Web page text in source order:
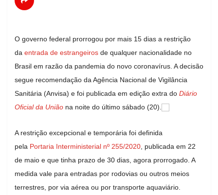
O governo federal prorrogou por mais 15 dias a restrição
da entrada de estrangeiros de qualquer nacionalidade no
Brasil em razão da pandemia do novo coronavírus. A decisão
segue recomendação da Agência Nacional de Vigilância
Sanitária (Anvisa) e foi publicada em edição extra do Diário
Oficial da União na noite do último sábado (20).
A restrição excepcional e temporária foi definida
pela Portaria Interministerial nº 255/2020 , publicada em 22
de maio e que tinha prazo de 30 dias, agora prorrogado. A
medida vale para entradas por rodovias ou outros meios
terrestres, por via aérea ou por transporte aquaviário.